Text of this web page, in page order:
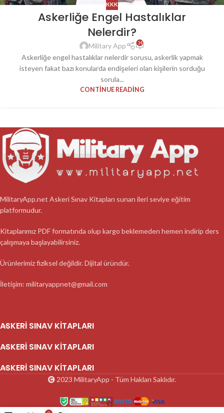
KKK
Askerliğe Engel Hastalıklar
Nelerdir?
Military App 14
Askerliğe engel hastalıklar nelerdir sorusu, askerlik yapmak
isteyen fakat bazı konularda endişeleri olan kişilerin sorduğu
sorula...
CONTINUE READING
MilitaryApp.net Askeri Sınav Kitapları sunan ileri seviye eğitim
platformudur.
Kitaplarımız PDF formatında olup kargo beklemeden hemen indirip ders
çalışmaya başlayabilirsiniz.
Ürünlerimiz fiziksel değildir. Dijital üründür.
İletişim: militaryappnet@gmail.com
ASKERI SINAV KITAPLARI
ASKERI SINAV KITAPLARI
ASKERI SINAV KITAPLARI
2023 MilitaryApp - Tüm Hakları Saklıdır.